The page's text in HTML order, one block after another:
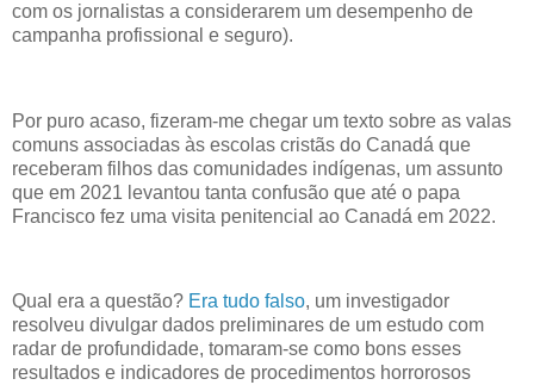
com os jornalistas a considerarem um desempenho de
campanha profissional e seguro).
Por puro acaso, fizeram-me chegar um texto sobre as valas
comuns associadas às escolas cristãs do Canadá que
receberam filhos das comunidades indígenas, um assunto
que em 2021 levantou tanta confusão que até o papa
Francisco fez uma visita penitencial ao Canadá em 2022.
Qual era a questão? Era tudo falso, um investigador
resolveu divulgar dados preliminares de um estudo com
radar de profundidade, tomaram-se como bons esses
resultados e indicadores de procedimentos horrorosos